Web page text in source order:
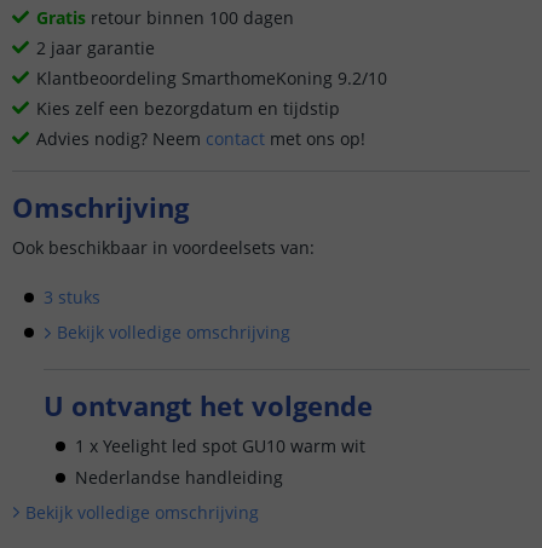
Gratis retour binnen 100 dagen
2 jaar garantie
Klantbeoordeling SmarthomeKoning 9.2/10
Kies zelf een bezorgdatum en tijdstip
Advies nodig? Neem contact met ons op!
Omschrijving
Ook beschikbaar in voordeelsets van:
3 stuks
Bekijk volledige omschrijving
U ontvangt het volgende
1 x Yeelight led spot GU10 warm wit
Nederlandse handleiding
Bekijk volledige omschrijving